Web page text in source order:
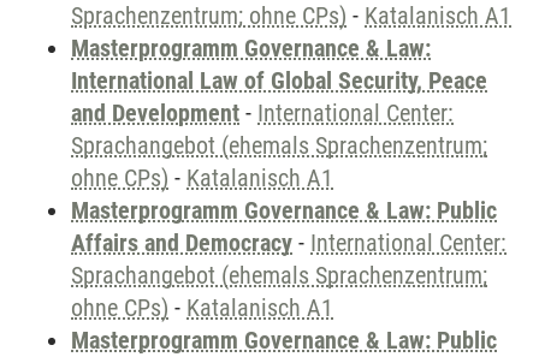
Sprachenzentrum; ohne CPs) - Katalanisch A1
Masterprogramm Governance & Law:
International Law of Global Security, Peace
and Development - International Center:
Sprachangebot (ehemals Sprachenzentrum;
ohne CPs) - Katalanisch A1
Masterprogramm Governance & Law: Public
Affairs and Democracy - International Center:
Sprachangebot (ehemals Sprachenzentrum;
ohne CPs) - Katalanisch A1
Masterprogramm Governance & Law: Public